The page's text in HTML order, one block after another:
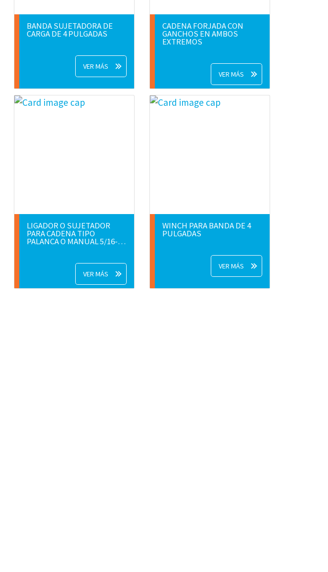
BANDA SUJETADORA DE
CARGA DE 4 PULGADAS
VER MÁS
CADENA FORJADA CON
GANCHOS EN AMBOS
EXTREMOS
VER MÁS
LIGADOR O SUJETADOR
PARA CADENA TIPO
PALANCA O MANUAL 5/16-
VER MÁS
WINCH PARA BANDA DE 4
PULGADAS
VER MÁS